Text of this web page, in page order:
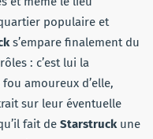
populaire et
s’empare finalement du
: c’est lui la
amoureux d’elle,
sur leur éventuelle
fait de Starstruckune